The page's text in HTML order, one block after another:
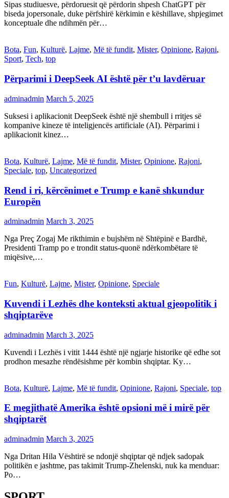
Sipas studiuesve, përdoruesit që përdorin shpesh ChatGPT për
biseda jopersonale, duke përfshirë kërkimin e këshillave, shpjegimet
konceptuale dhe ndihmën për…
Bota, Fun, Kulturë, Lajme, Më të fundit, Mister, Opinione, Rajoni,
Sport, Tech, top
Përparimi i DeepSeek AI është për t’u lavdëruar
adminadmin March 5, 2025
Suksesi i aplikacionit DeepSeek është një shembull i rritjes së
kompanive kineze të inteligjencës artificiale (AI). Përparimi i
aplikacionit kinez…
Bota, Kulturë, Lajme, Më të fundit, Mister, Opinione, Rajoni,
Speciale, top, Uncategorized
Rend i ri, kërcënimet e Trump e kanë shkundur
Europën
adminadmin March 3, 2025
Nga Preç Zogaj Me rikthimin e bujshëm në Shtëpinë e Bardhë,
Presidenti Tramp po e trondit status-quonë ndërkombëtare të
miqësive,…
Fun, Kulturë, Lajme, Mister, Opinione, Speciale
Kuvendi i Lezhës dhe konteksti aktual gjeopolitik i
shqiptarëve
adminadmin March 3, 2025
Kuvendi i Lezhës i vitit 1444 është një ngjarje historike që edhe sot
prodhon mesazhe rëndësishme për kombin shqiptar. Ky…
Bota, Kulturë, Lajme, Më të fundit, Opinione, Rajoni, Speciale, top
E megjithatë Amerika është opsioni më i mirë për
shqiptarët
adminadmin March 3, 2025
Nga Dritan Hila Vështirë se ndonjë shqiptar që ndjek sadopak
politikën e jashtme, pas takimit Trump-Zhelenski, nuk ka menduar:
Po…